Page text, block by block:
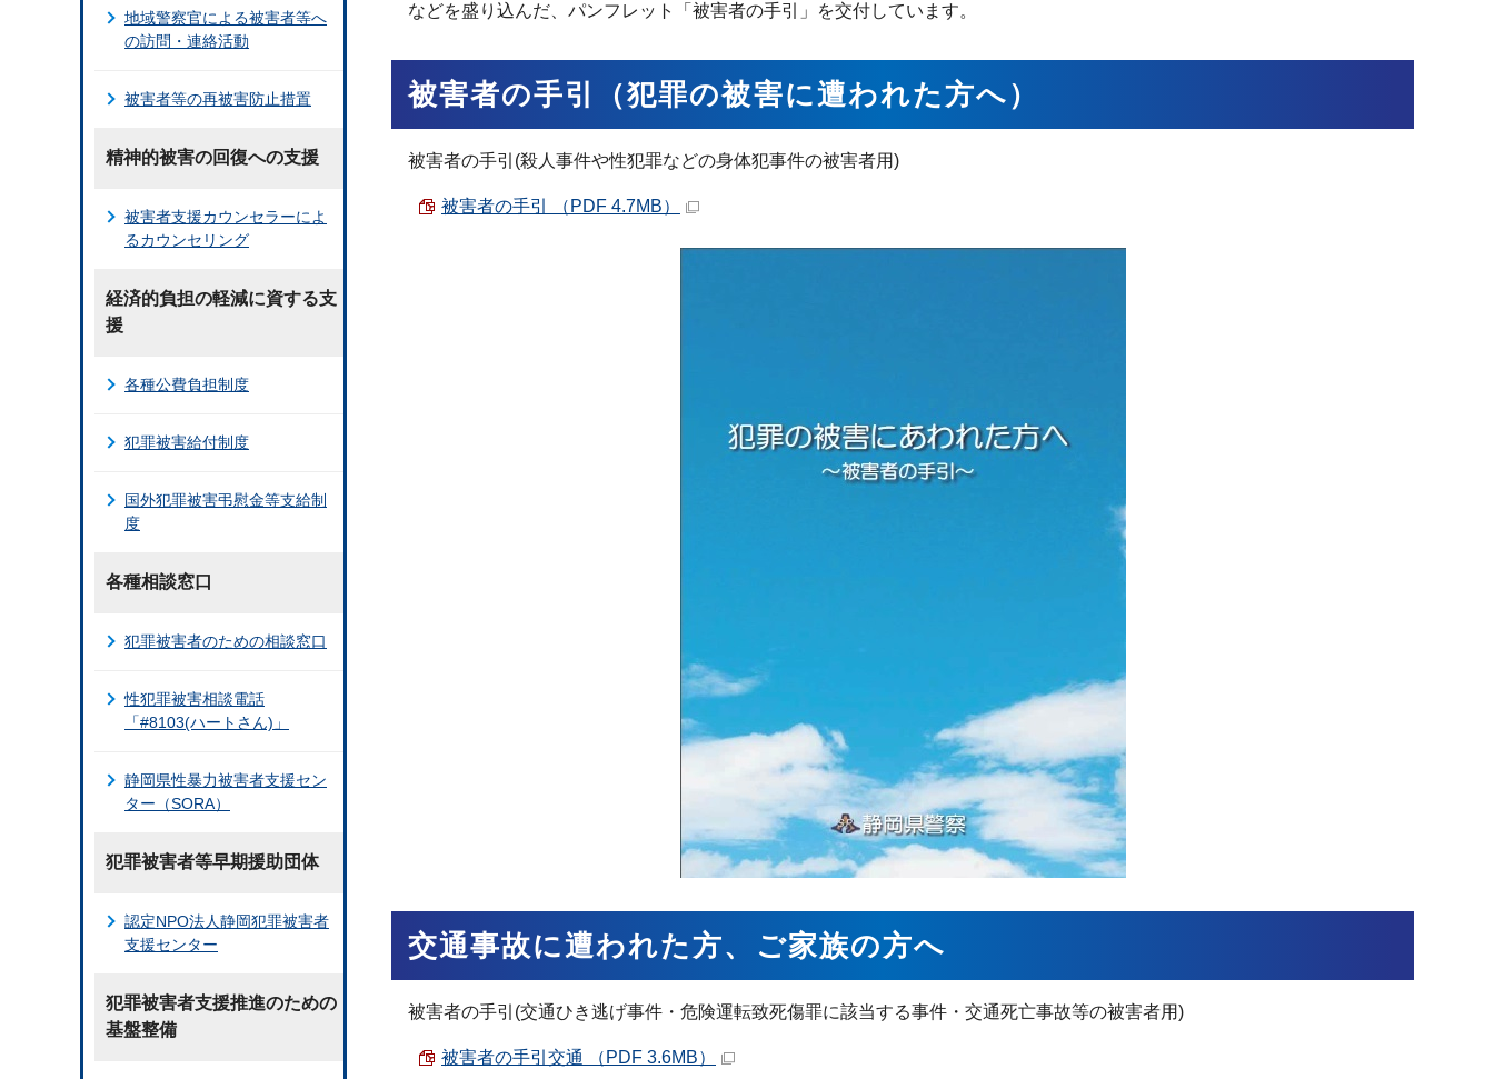
などを盛り込んだ、パンフレット「被害者の手引」を交付しています。
被害者の手引（犯罪の被害に遭われた方へ）
被害者の手引(殺人事件や性犯罪などの身体犯事件の被害者用)
被害者の手引 （PDF 4.7MB）
交通事故に遭われた方、ご家族の方へ
被害者の手引(交通ひき逃げ事件・危険運転致死傷罪に該当する事件・交通死亡事故等の被害者用)
被害者の手引交通 （PDF 3.6MB）
地域警察官による被害者等へ
の訪問・連絡活動
被害者等の再被害防止措置
精神的被害の回復への支援
被害者支援カウンセラーによ
るカウンセリング
経済的負担の軽減に資する支
援
各種公費負担制度
犯罪被害給付制度
国外犯罪被害弔慰金等支給制
度
各種相談窓口
犯罪被害者のための相談窓口
性犯罪被害相談電話
「#8103(ハートさん)」
静岡県性暴力被害者支援セン
ター（SORA）
犯罪被害者等早期援助団体
認定NPO法人静岡犯罪被害者
支援センター
犯罪被害者支援推進のための
基盤整備